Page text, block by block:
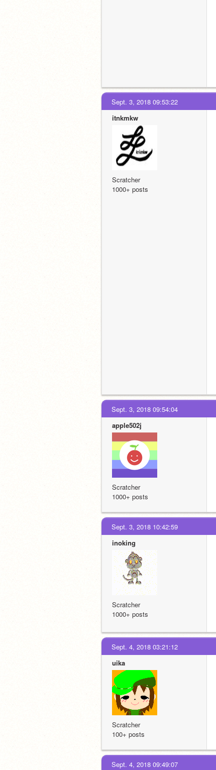
Sept. 3, 2018 09:53:22
itnkmkw
Scratcher
1000+ posts
Sept. 3, 2018 09:54:04
apple502j
Scratcher
1000+ posts
Sept. 3, 2018 10:42:59
inoking
Scratcher
1000+ posts
Sept. 4, 2018 03:21:12
uika
Scratcher
100+ posts
Sept. 4, 2018 09:49:07